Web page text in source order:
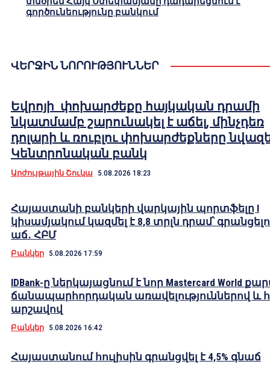
գործունեությունը բանկում
ՎԵՐՋԻՆ ՆՈՐՈՒԹՅՈՒՆՆԵՐ
Եվրոյի փոխարժեքը հայկական դրամի
նկատմամբ շարունակել է աճել, մինչդեռ
դոլարի և ռուբլու փոխարժեքները
Կենտրոնական բանկ
Արժույթային Շուկա 5.08.2026 18:23
Հայաստանի բանկերի վարկային պորտֆելը I
կիսամյակում կազմել է 8,8 տրլն դրամ՝
աճ․ ՀԲՄ
Բանկեր 5.08.2026 17:59
IDBank-ը ներկայացնում է նոր Mastercard World
ճանապարհորդական առավելություններով և
արշավով
Բանկեր 5.08.2026 16:42
Հայաստանում հուլիսին գրանցվել է 4,5% գնաճ